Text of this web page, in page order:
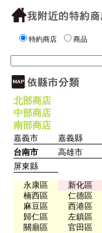
特約商店 商品
北部商店
中部商店
南部商店
嘉義市 嘉義縣
台南市
高雄市
屏東縣
永康區 新化區
楠西區
仁德區
麻豆區
西港區
歸仁區
左鎮區
關廟區
官田區